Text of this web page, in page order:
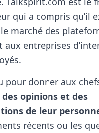
qui a compris qu’il
marché des
aux entreprises
pour donner aux
opinions et des
de leur
récents ou les